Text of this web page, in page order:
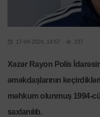
17-04-2024, 14:57 237
Xəzər Rayon Polis
əməkdaşlarının
məhkum olunmuş 1994-
saxlanılıb.